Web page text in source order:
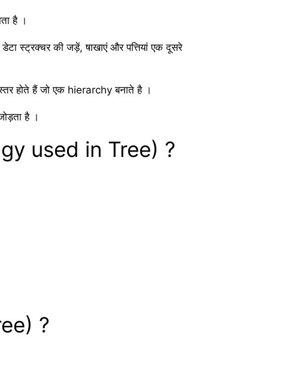
है ।
स्ट्रक्चर की जड़ें, षाखाएं और पत्तियां एक दूसरे
होते हैं जो एक hierarchy बनाते है ।
है ।
used in Tree) ?
?